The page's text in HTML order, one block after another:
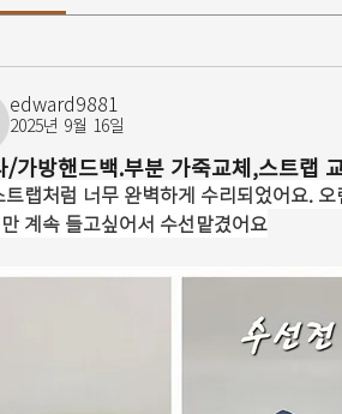
edward9881
2025년 9월 16일
/가방핸드백.부분 가죽교체,스트랩
트랩처럼 너무 완벽하게 수리되었어요.
계속 들고싶어서 수선맡겼어요